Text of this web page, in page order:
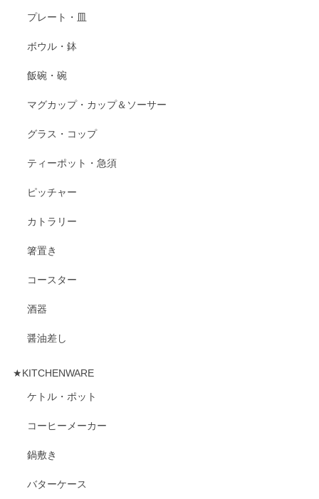
プレート・皿
ボウル・鉢
飯碗・碗
マグカップ・カップ＆ソーサー
グラス・コップ
ティーポット・急須
ピッチャー
カトラリー
箸置き
コースター
酒器
醤油差し
★KITCHENWARE
ケトル・ポット
コーヒーメーカー
鍋敷き
バターケース